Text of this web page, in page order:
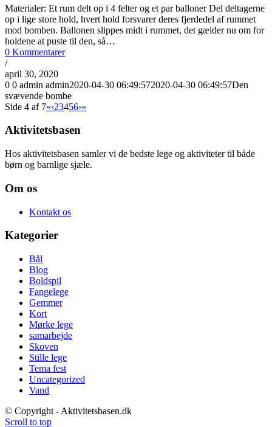
Materialer: Et rum delt op i 4 felter og et par balloner Del deltagerne
op i lige store hold, hvert hold forsvarer deres fjerdedel af rummet
mod bomben. Ballonen slippes midt i rummet, det gælder nu om for
holdene at puste til den, så…
0 Kommentarer
/
april 30, 2020
0 0 admin admin2020-04-30 06:49:572020-04-30 06:49:57Den
svævende bombe
Side 4 af 7«‹23456›»
Aktivitetsbasen
Hos aktivitetsbasen samler vi de bedste lege og aktiviteter til både
børn og barnlige sjæle.
Om os
Kontakt os
Kategorier
Bål
Blog
Boldspil
Fangelege
Gemmer
Kort
Mørke lege
samarbejde
Skoven
Stille lege
Tema fest
Uncategorized
Vand
© Copyright - Aktivitetsbasen.dk
Scroll to top